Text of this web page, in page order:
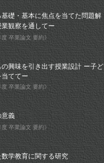
礎・基本に焦点を当てた問題解
観察を通してー
度 卒業論文 要約》
興味を引き出す授業設計 ー子ど
ててー
度 卒業論文 要約》
意義
度 卒業論文 要約》
学教育に関する研究